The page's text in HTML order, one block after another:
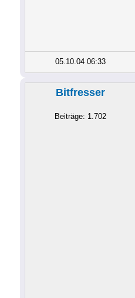
05.10.04 06:33
Bitfresser
Beiträge: 1.702